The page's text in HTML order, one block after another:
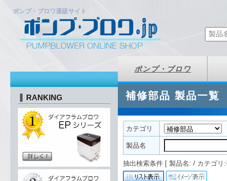
ポンプ・ブロワ通販サイト
ポンプ・ブロワ
補修部品 製品一覧
カテゴリ
製品名
抽出検索条件 [ 製品名: / カテゴ
RANKING